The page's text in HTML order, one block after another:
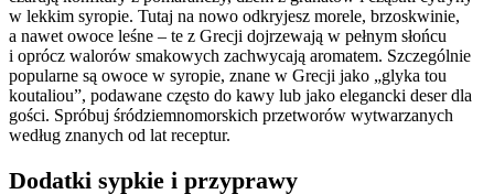
w lekkim syropie. Tutaj na nowo odkryjesz morele, brzoskwinie,
a nawet owoce leśne – te z Grecji dojrzewają w pełnym słońcu
i oprócz walorów smakowych zachwycają aromatem. Szczególnie
popularne są owoce w syropie, znane w Grecji jako „glyka tou
koutaliou”, podawane często do kawy lub jako elegancki deser dla
gości. Spróbuj śródziemnomorskich przetworów wytwarzanych
według znanych od lat receptur.
Dodatki sypkie i przyprawy